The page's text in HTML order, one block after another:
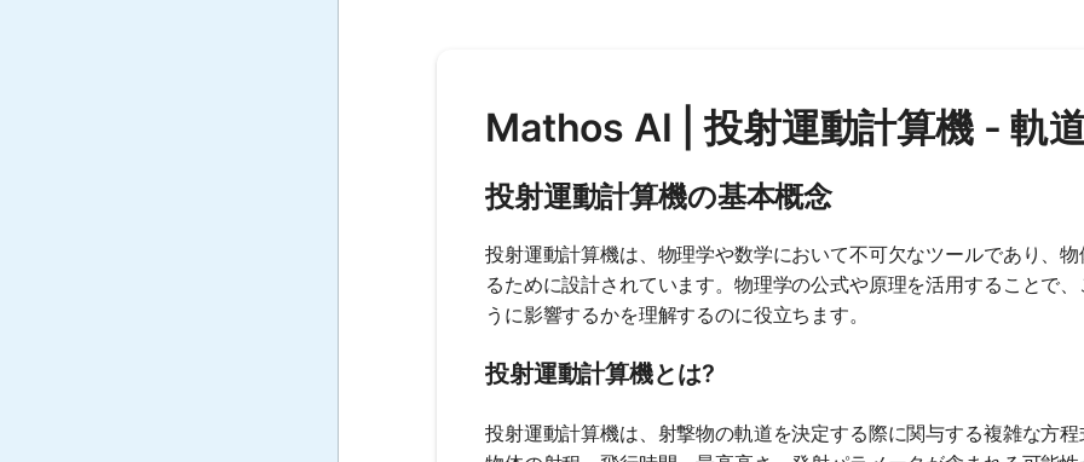
Mathos AI | 投射運動計算機 - 軌
投射運動計算機の基本概念
投射運動計算機は、物理学や数学において不可欠なツールであり、
るために設計されています。物理学の公式や原理を活用することで
うに影響するかを理解するのに役立ちます。
投射運動計算機とは?
投射運動計算機は、射撃物の軌道を決定する際に関与する複雑な方